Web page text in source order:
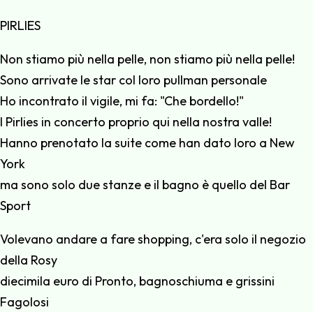
PIRLIES
Non stiamo più nella pelle, non stiamo più nella pelle!
Sono arrivate le star col loro pullman personale
Ho incontrato il vigile, mi fa: "Che bordello!"
I Pirlies in concerto proprio qui nella nostra valle!
Hanno prenotato la suite come han dato loro a New
York
ma sono solo due stanze e il bagno è quello del Bar
Sport
Volevano andare a fare shopping, c'era solo il negozio
della Rosy
diecimila euro di Pronto, bagnoschiuma e grissini
Fagolosi